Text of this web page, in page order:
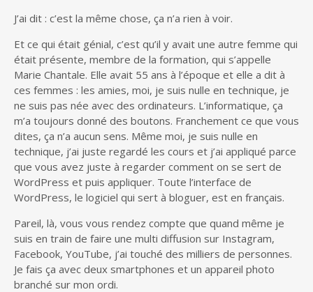
J’ai dit : c’est la même chose, ça n’a rien à voir.
Et ce qui était génial, c’est qu’il y avait une autre femme qui
était présente, membre de la formation, qui s’appelle
Marie Chantale. Elle avait 55 ans à l’époque et elle a dit à
ces femmes : les amies, moi, je suis nulle en technique, je
ne suis pas née avec des ordinateurs. L’informatique, ça
m’a toujours donné des boutons. Franchement ce que vous
dites, ça n’a aucun sens. Même moi, je suis nulle en
technique, j’ai juste regardé les cours et j’ai appliqué parce
que vous avez juste à regarder comment on se sert de
WordPress et puis appliquer. Toute l’interface de
WordPress, le logiciel qui sert à bloguer, est en français.
Pareil, là, vous vous rendez compte que quand même je
suis en train de faire une multi diffusion sur Instagram,
Facebook, YouTube, j’ai touché des milliers de personnes.
Je fais ça avec deux smartphones et un appareil photo
branché sur mon ordi.